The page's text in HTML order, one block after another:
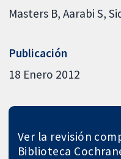
Masters B Aarabi S
Publicación
18 Enero 2012
Ver la revisión
Biblioteca